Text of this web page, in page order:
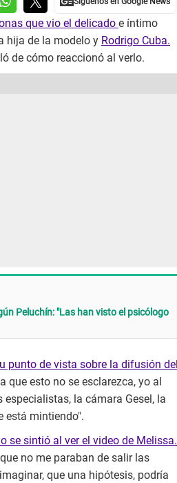
que vio el delicado e íntimo
hija de la modelo y Rodrigo Cuba.
de cómo reaccionó al verlo.
Peluchín: "Las han visto el psicólogo
punto de vista sobre la difusión del
esto no se esclarezca, yo al
la cámara Gesel, la
está mintiendo".
se sintió al ver el video de Melissa.
no me paraban de salir las
que una hipótesis, podría